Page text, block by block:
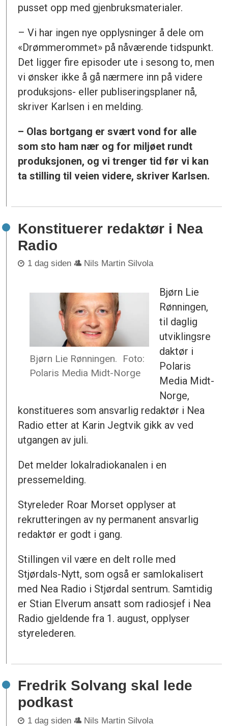
pusset opp med gjenbruksmaterialer.
– Vi har ingen nye opplysninger å dele om
«Drømmerommet» på nåværende tidspunkt.
Det ligger fire episoder ute i sesong to, men
vi ønsker ikke å gå nærmere inn på videre
produksjons- eller publiseringsplaner nå,
skriver Karlsen i en melding.
– Olas bortgang er svært vond for alle
som sto ham nær og for miljøet rundt
produksjonen, og vi trenger tid før vi kan
ta stilling til veien videre, skriver Karlsen.
Konstituerer redaktør i Nea
Radio
1 dag siden Nils Martin Silvola
Bjørn Lie Rønningen.
Foto:
Polaris Media Midt-Norge
Bjørn Lie
Rønningen,
til daglig
utviklingsre
daktør i
Polaris
Media Midt-
Norge,
konstitueres som ansvarlig redaktør i Nea
Radio etter at Karin Jegtvik gikk av ved
utgangen av juli.
Det melder lokalradiokanalen i en
pressemelding.
Styreleder Roar Morset opplyser at
rekrutteringen av ny permanent ansvarlig
redaktør er godt i gang.
Stillingen vil være en delt rolle med
Stjørdals-Nytt, som også er samlokalisert
med Nea Radio i Stjørdal sentrum. Samtidig
er Stian Elverum ansatt som radiosjef i Nea
Radio gjeldende fra 1. august, opplyser
styrelederen.
Fredrik Solvang skal lede
podkast
1 dag siden Nils Martin Silvola